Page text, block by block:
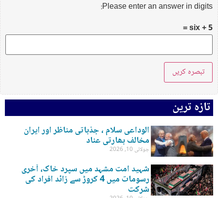
Please enter an answer in digits:
5 + six =
تازہ ترین
الوداعی سلام ، جذباتی مناظر اور ایران
مخالف بھارتی عناد
جولائی 10, 2026
شہید امت مشہد میں سپرد خاک، آخری
رسومات میں 4 کروڑ سے زائد افراد کی
شرکت